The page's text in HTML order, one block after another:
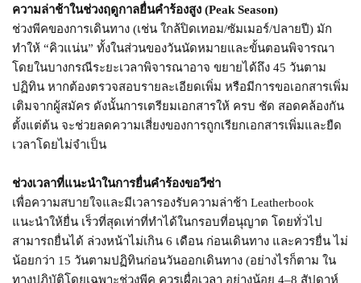
ความล่าช้าในช่วงฤดูกาลยื่นคำร้องสูง (Peak Season)
ช่วงพีคของการเดินทาง (เช่น ใกล้ปิดเทอม/ซัมเมอร์/ปลายปี) มัก
ทำให้ “คิวแน่น” ทั้งในส่วนของวันนัดหมายและขั้นตอนพิจารณา
โดยในบางกรณีระยะเวลาพิจารณาอาจ ขยายได้ถึง 45 วันตาม
ปฏิทิน หากต้องตรวจสอบรายละเอียดเพิ่ม หรือมีการขอเอกสารเพิ่ม
เติมจากผู้สมัคร ดังนั้นการเตรียมเอกสารให้ ครบ ชัด สอดคล้องกัน
ตั้งแต่ต้น จะช่วยลดความเสี่ยงของการถูกเรียกเอกสารเพิ่มและยืด
เวลาโดยไม่จำเป็น
ช่วงเวลาที่แนะนำในการยื่นคำร้องขอวีซ่า
เพื่อความสบายใจและมีเวลารองรับความล่าช้า Leatherbook
แนะนำให้ยื่น เร็วที่สุดเท่าที่ทำได้ในกรอบที่อนุญาต โดยทั่วไป
สามารถยื่นได้ ล่วงหน้าไม่เกิน 6 เดือน ก่อนเดินทาง และควรยื่น ไม่
น้อยกว่า 15 วันตามปฏิทินก่อนวันออกเดินทาง (อย่างไรก็ตาม ใน
ทางปฏิบัติโดยเฉพาะช่วงพีค ควรเผื่อเวลา อย่างน้อย 4–8 สัปดาห์